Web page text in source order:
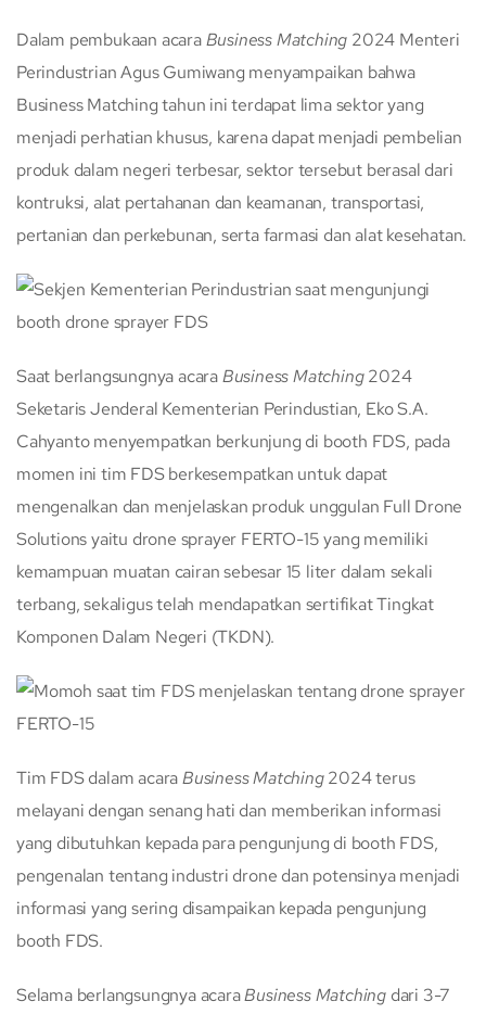
Dalam pembukaan acaraBusiness Matching 2024 Menteri
Perindustrian Agus Gumiwang menyampaikan bahwa
Business Matching tahun ini terdapat lima sektor yang
menjadi perhatian khusus, karena dapat menjadi pembelian
produk dalam negeri terbesar, sektor tersebut berasal dari
kontruksi, alat pertahanan dan keamanan, transportasi,
pertanian dan perkebunan, serta farmasi dan alat kesehatan.
Saat berlangsungnya acaraBusiness Matching2024
Seketaris Jenderal Kementerian Perindustian, Eko S.A.
Cahyanto menyempatkan berkunjung di booth FDS, pada
momen ini tim FDS berkesempatkan untuk dapat
mengenalkan dan menjelaskan produk unggulan Full Drone
Solutions yaitu drone sprayer FERTO-15 yang memiliki
kemampuan muatan cairan sebesar 15 liter dalam sekali
terbang, sekaligus telah mendapatkan sertifikat Tingkat
Komponen Dalam Negeri (TKDN).
Tim FDS dalam acaraBusiness Matching2024 terus
melayani dengan senang hati dan memberikan informasi
yang dibutuhkan kepada para pengunjung di booth FDS,
pengenalan tentang industri drone dan potensinya menjadi
informasi yang sering disampaikan kepada pengunjung
booth FDS.
Selama berlangsungnya acaraBusiness Matching dari 3-7